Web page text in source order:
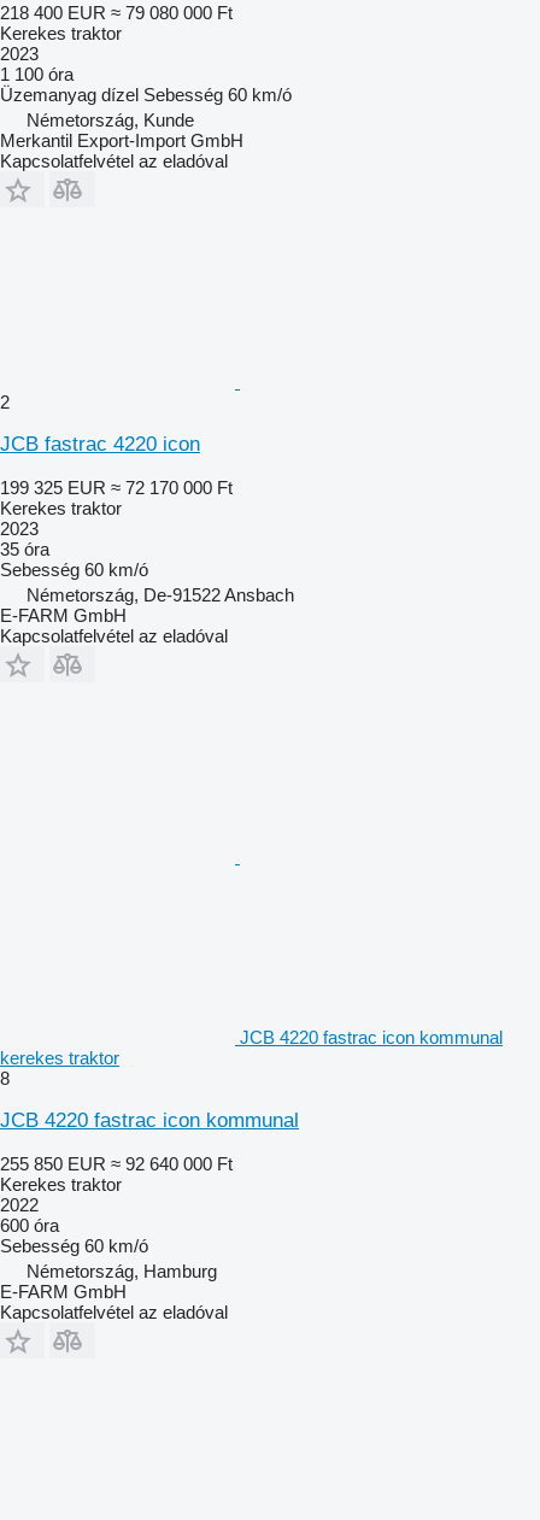
218 400 EUR ≈ 79 080 000 Ft
Kerekes traktor
2023
1 100 óra
Üzemanyag dízel Sebesség 60 km/ó
Németország, Kunde
Merkantil Export-Import GmbH
Kapcsolatfelvétel az eladóval
2
JCB fastrac 4220 icon
199 325 EUR ≈ 72 170 000 Ft
Kerekes traktor
2023
35 óra
Sebesség 60 km/ó
Németország, De-91522 Ansbach
E-FARM GmbH
Kapcsolatfelvétel az eladóval
JCB 4220 fastrac icon kommunal
kerekes traktor
8
JCB 4220 fastrac icon kommunal
255 850 EUR ≈ 92 640 000 Ft
Kerekes traktor
2022
600 óra
Sebesség 60 km/ó
Németország, Hamburg
E-FARM GmbH
Kapcsolatfelvétel az eladóval